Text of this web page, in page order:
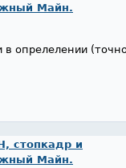
Майн.
опрелелении
стопкадр и
Майн.